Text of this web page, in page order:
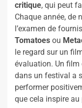
critique, qui peut
Chaque année, de
l’examen de
Tomatoes ou
le regard sur un
évaluation. Un film
dans un festival a
performer
que cela inspire